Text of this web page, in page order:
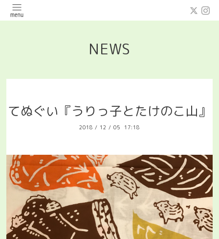
NEWS
てぬぐい『うりっ子とたけのこ山』
2018 / 12 / 05 17:18